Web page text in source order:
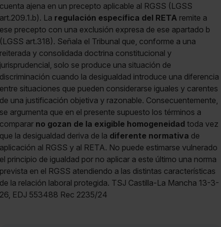
cuenta ajena en un precepto aplicable al RGSS (LGSS
art.209.1.b). La regulación específica del RETA remite a
ese precepto con una exclusión expresa de ese apartado b
(LGSS art.318). Señala el Tribunal que, conforme a una
reiterada y consolidada doctrina constitucional y
jurisprudencial, solo se produce una situación de
discriminación cuando la desigualdad introduce una diferencia
entre situaciones que pueden considerarse iguales y carentes
de una justificación objetiva y razonable. Consecuentemente,
se argumenta que en el presente supuesto los términos a
comparar no gozan de la exigible homogeneidad toda vez
que la desigualdad deriva de la diferente normativa de
aplicación al RGSS y al RETA. No puede estimarse vulnerado
el principio de igualdad por no aplicar a este último una norma
prevista en el RGSS atendiendo a las distintas características
de la relación laboral protegida. TSJ Castilla-La Mancha 13-3-
26, EDJ 553488 Rec 2235/24